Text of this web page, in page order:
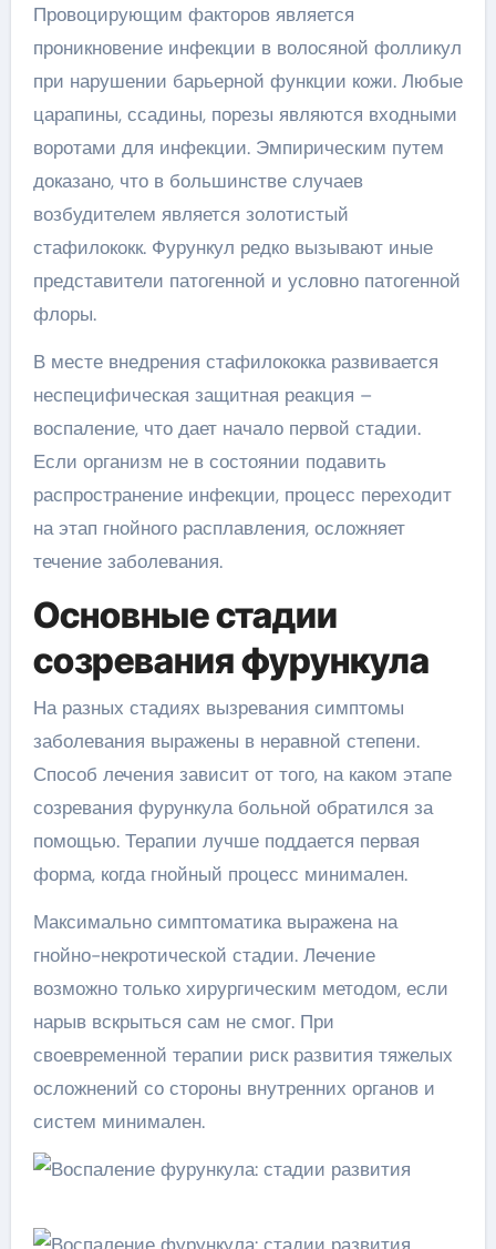
Провоцирующим факторов является
проникновение инфекции в волосяной фолликул
при нарушении барьерной функции кожи. Любые
царапины, ссадины, порезы являются входными
воротами для инфекции. Эмпирическим путем
доказано, что в большинстве случаев
возбудителем является золотистый
стафилококк. Фурункул редко вызывают иные
представители патогенной и условно патогенной
флоры.
В месте внедрения стафилококка развивается
неспецифическая защитная реакция –
воспаление, что дает начало первой стадии.
Если организм не в состоянии подавить
распространение инфекции, процесс переходит
на этап гнойного расплавления, осложняет
течение заболевания.
Основные стадии
созревания фурункула
На разных стадиях вызревания симптомы
заболевания выражены в неравной степени.
Способ лечения зависит от того, на каком этапе
созревания фурункула больной обратился за
помощью. Терапии лучше поддается первая
форма, когда гнойный процесс минимален.
Максимально симптоматика выражена на
гнойно-некротической стадии. Лечение
возможно только хирургическим методом, если
нарыв вскрыться сам не смог. При
своевременной терапии риск развития тяжелых
осложнений со стороны внутренних органов и
систем минимален.